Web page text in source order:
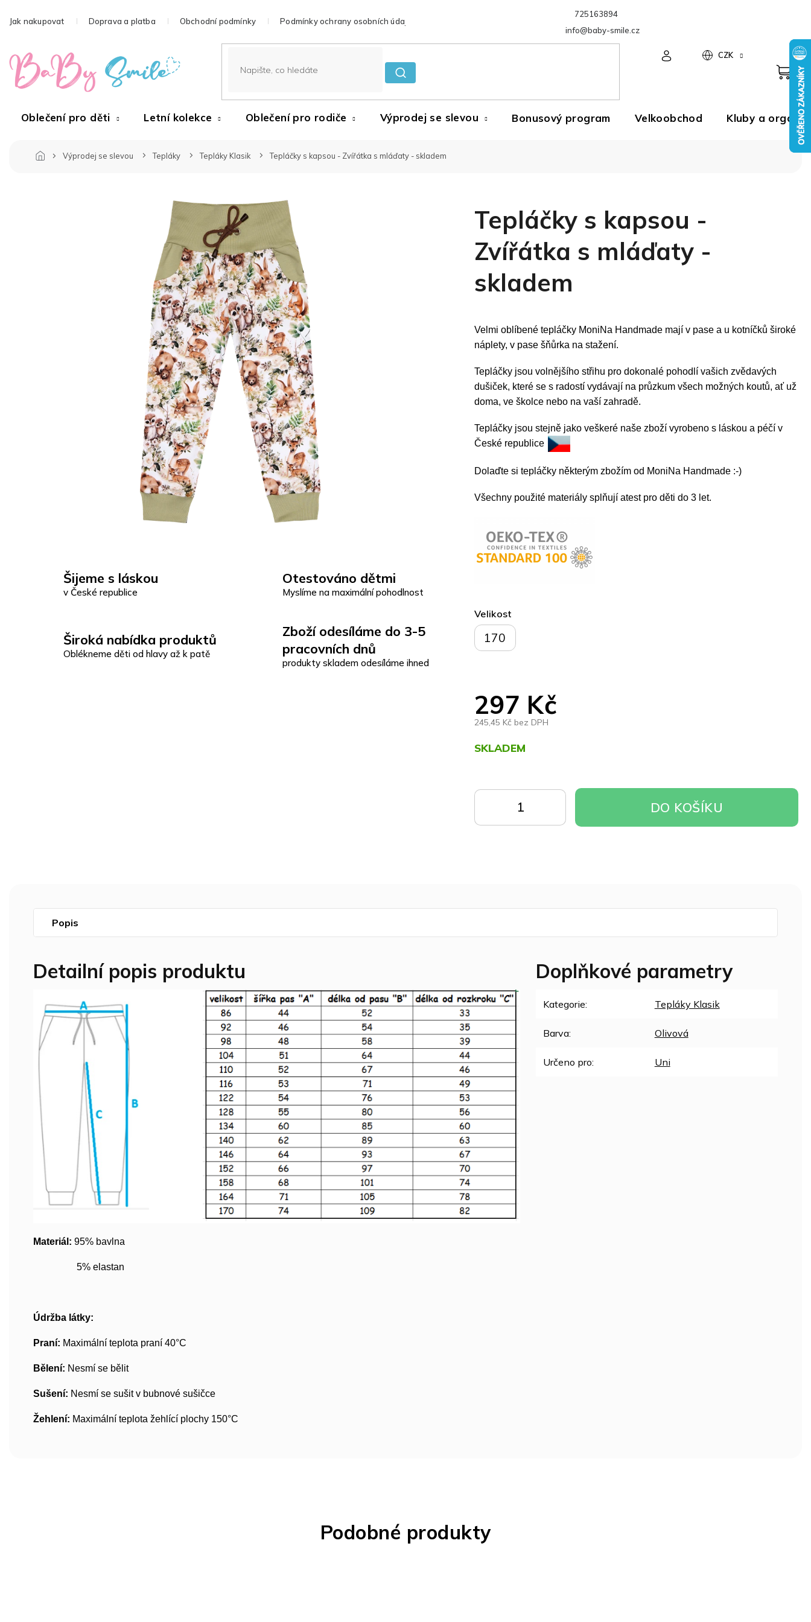
na
725163894
info@baby-smile.cz
Jak nakupovat Doprava a platba Obchodní podmínky Podmínky ochrany osobních údajů
CZK
Oblečení pro děti Letní kolekce Oblečení pro rodiče Výprodej se slevou Bonusový program Velkoobchod Kluby a
Výprodej se slevou Tepláky Tepláky Klasik Tepláčky s kapsou - Zvířátka s mláďaty - skladem
Šijeme s láskou
v České republice
Otestováno dětmi
Myslíme na maximální pohodlnost
Široká nabídka produktů
Oblékneme děti od hlavy až k patě
Zboží odesíláme do 3-5
pracovních dnů
produkty skladem odesíláme ihned
Tepláčky s kapsou -
Zvířátka s mláďaty -
skladem
297 Kč
245,45 Kč bez DPH
SKLADEM
Velikost
170
DO KOŠÍKU
Velmi oblíbené tepláčky MoniNa Handmade mají v pase a u kotníčků široké
náplety, v pase šňůrka na stažení.
Tepláčky jsou volnějšího střihu pro dokonalé pohodlí vašich zvědavých
dušiček, které se s radostí vydávají na průzkum všech možných koutů, ať už
doma, ve školce nebo na vaší zahradě.
Tepláčky jsou stejně jako veškeré naše zboží vyrobeno s láskou a péčí v
České republice
Dolaďte si tepláčky některým zbožím od MoniNa Handmade :-)
Všechny použité materiály splňují atest pro děti do 3 let.
Popis
Detailní popis produktu
Materiál: 95% bavlna
5% elastan
Údržba látky:
Praní: Maximální teplota praní 40°C
Bělení: Nesmí se bělit
Sušení: Nesmí se sušit v bubnové sušičce
Žehlení: Maximální teplota žehlící plochy 150°C
Doplňkové parametry
Kategorie: Tepláky Klasik
Barva: Olivová
Určeno pro: Uni
Podobné produkty